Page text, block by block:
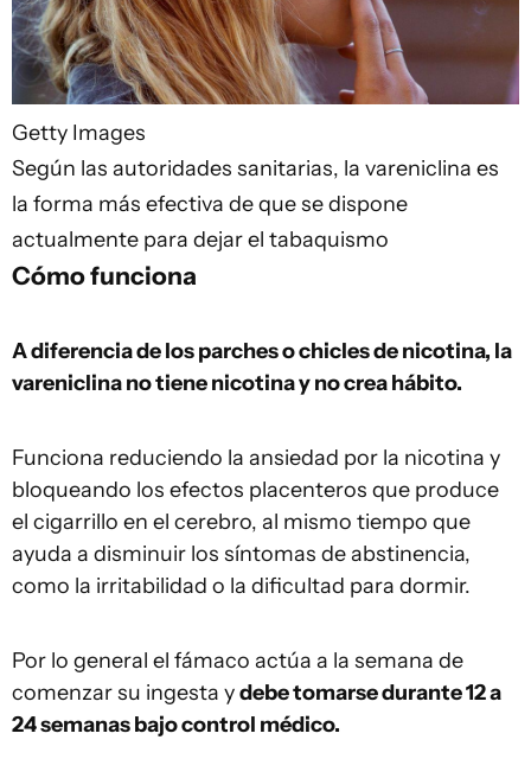
Getty Images
Según las autoridades sanitarias, la vareniclina es
la forma más efectiva de que se dispone
actualmente para dejar el tabaquismo
Cómo funciona
A diferencia de los parches o chicles de nicotina, la
vareniclina no tiene nicotina y no crea hábito.
Funciona reduciendo la ansiedad por la nicotina y
bloqueando los efectos placenteros que produce
el cigarrillo en el cerebro, al mismo tiempo que
ayuda a disminuir los síntomas de abstinencia,
como la irritabilidad o la dificultad para dormir.
Por lo general el fámaco actúa a la semana de
comenzar su ingesta ydebe tomarse durante 12 a
24 semanas bajo control médico.